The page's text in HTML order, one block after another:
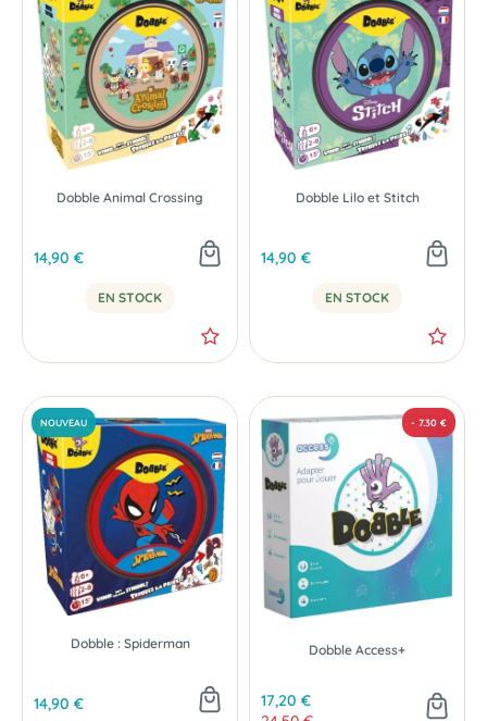
Dobble Animal Crossing
14,90 €
EN STOCK
Dobble Lilo et Stitch
14,90 €
EN STOCK
Dobble : Spiderman
14,90 €
Dobble Access+
17,20 €